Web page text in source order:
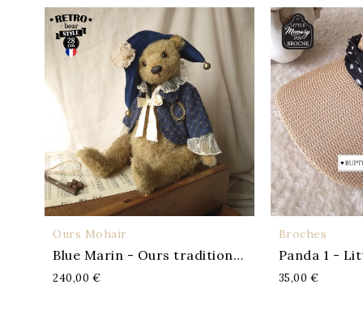
APERÇU
Ours Mohair
Blue Marin - Ours traditionnel
240,00 €
Broches
Panda 1 -
35,00 €